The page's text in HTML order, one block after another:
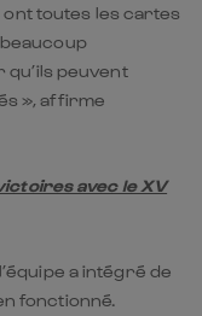
toutes les cartes
qu’ils peuvent
», affirme
avec le XV
a intégré de
fonctionné.